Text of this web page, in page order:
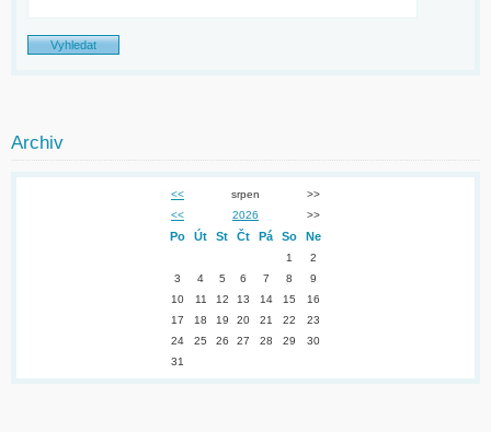
Archiv
<< srpen
>>
<<
2026 >>
Po Út St Čt Pá So Ne
1
2
3
4 5 6 7 8
9
10
11 12 13 14 15
16
17
18 19 20 21 22
23
24
25 26 27 28 29
30
31